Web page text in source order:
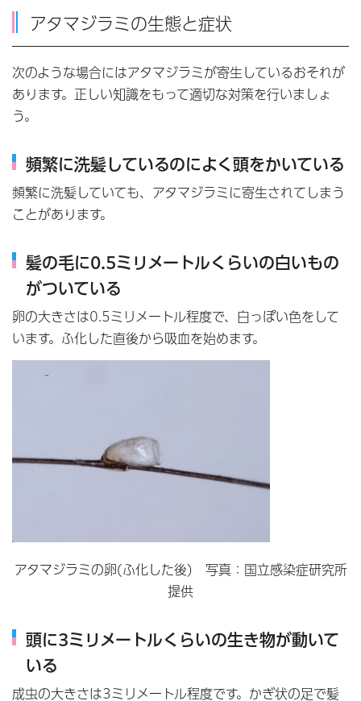
アタマジラミの生態と症状
次のような場合にはアタマジラミが寄生しているおそれが
あります。正しい知識をもって適切な対策を行いましょ
う。
頻繁に洗髪しているのによく頭をかいている
頻繁に洗髪していても、アタマジラミに寄生されてしまう
ことがあります。
髪の毛に0.5ミリメートルくらいの白いもの
がついている
卵の大きさは0.5ミリメートル程度で、白っぽい色をして
います。ふ化した直後から吸血を始めます。
アタマジラミの卵(ふ化した後) 写真：国立感染症研究所
提供
頭に3ミリメートルくらいの生き物が動いて
いる
成虫の大きさは3ミリメートル程度です。かぎ状の足で髪